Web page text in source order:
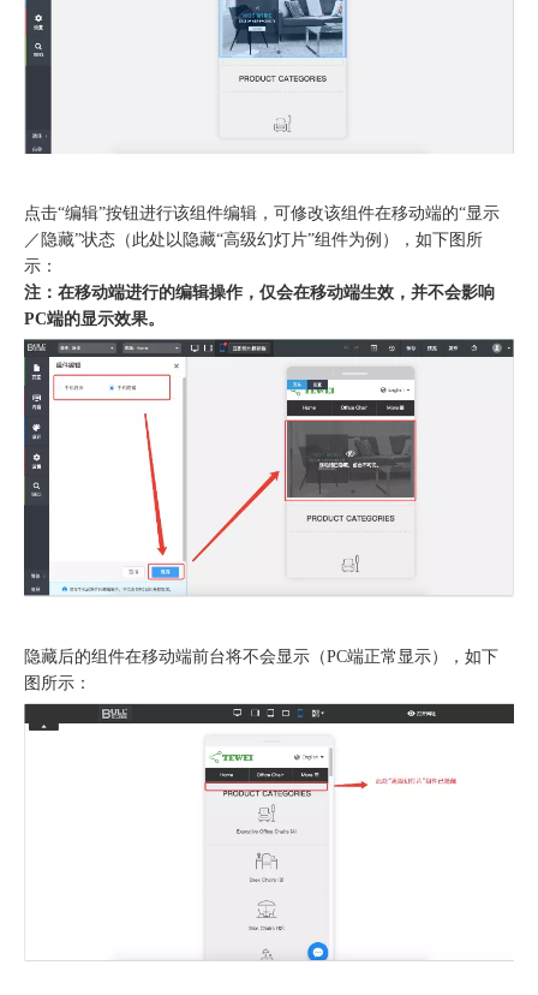
点击“编辑”按钮进行该组件编辑，可修改该组件在移动端的“显示
／隐藏”状态（此处以隐藏“高级幻灯片”组件为例），如下图所
示：
注：在移动端进行的编辑操作，仅会在移动端生效，并不会影响
PC端的显示效果。
隐藏后的组件在移动端前台将不会显示（PC端正常显示），如下
图所示：